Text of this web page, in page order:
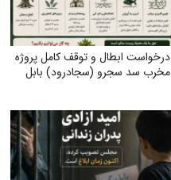
درخواست ابطال و توقف کامل پروژه
مخرب سد سجرو (سجادرود) بابل